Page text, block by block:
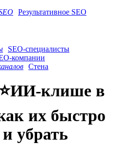
Результативное SEO
SEO-специалисты
компании
Стена
клише в
их быстро
убрать